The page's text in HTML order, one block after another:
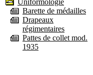
Barette de médailles
Drapeaux
régimentaires
Pattes de collet mod.
1935